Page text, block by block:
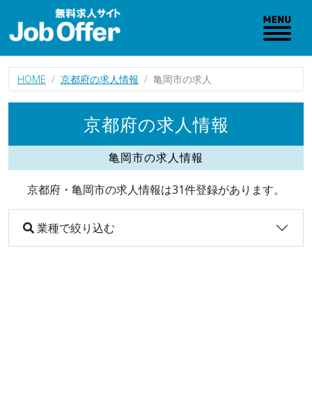
HOME 京都府の求人情報 亀岡市の求人
京都府の求人情報
亀岡市の求人情報
京都府・亀岡市の求人情報は31件登録があります。
業種で絞り込む